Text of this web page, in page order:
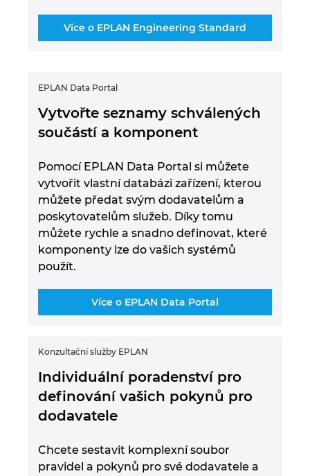
Více o EPLAN Engineering Standard
EPLAN Data Portal
Vytvořte seznamy schválených
součástí a komponent
Pomocí EPLAN Data Portal si můžete
vytvořit vlastní databázi zařízení, kterou
můžete předat svým dodavatelům a
poskytovatelům služeb. Díky tomu
můžete rychle a snadno definovat, které
komponenty lze do vašich systémů
použít.
Více o EPLAN Data Portal
Konzultační služby EPLAN
Individuální poradenství pro
definování vašich pokynů pro
dodavatele
Chcete sestavit komplexní soubor
pravidel a pokynů pro své dodavatele a